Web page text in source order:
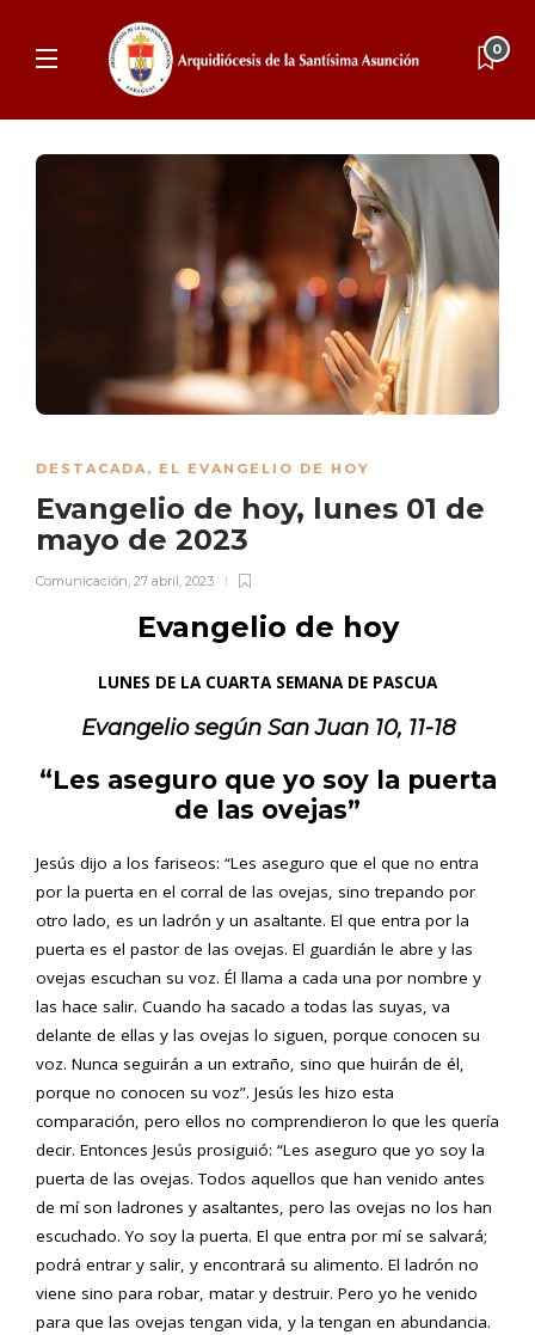
0
DESTACADA, EL EVANGELIO DE HOY
Evangelio de hoy, lunes 01 de
mayo de 2023
Comunicación, 27 abril, 2023
Evangelio de hoy
LUNES DE LA CUARTA SEMANA DE PASCUA
Evangelio segúnSan Juan 10, 11-18
“Les aseguro que yo soy la puerta
de las ovejas”
Jesús dijo a los fariseos: “Les aseguro que el que no entra
por la puerta en el corral de las ovejas, sino trepando por
otro lado, es un ladrón y un asaltante. El que entra por la
puerta es el pastor de las ovejas. El guardián le abre y las
ovejas escuchan su voz. Él llama a cada una por nombre y
las hace salir. Cuando ha sacado a todas las suyas, va
delante de ellas y las ovejas lo siguen, porque conocen su
voz. Nunca seguirán a un extraño, sino que huirán de él,
porque no conocen su voz”. Jesús les hizo esta
comparación, pero ellos no comprendieron lo que les quería
decir. Entonces Jesús prosiguió: “Les aseguro que yo soy la
puerta de las ovejas. Todos aquellos que han venido antes
de mí son ladrones y asaltantes, pero las ovejas no los han
escuchado. Yo soy la puerta. El que entra por mí se salvará;
podrá entrar y salir, y encontrará su alimento. El ladrón no
viene sino para robar, matar y destruir. Pero yo he venido
para que las ovejas tengan vida, y la tengan en abundancia.